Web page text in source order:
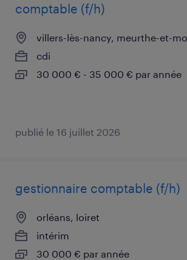
comptable (f/h)
villers-lès-nancy, meurthe-et-
cdi
30 000 € - 35 000 € par année
publié le 16 juillet 2026
gestionnaire comptable (f/h)
orléans, loiret
intérim
30 000 € par année